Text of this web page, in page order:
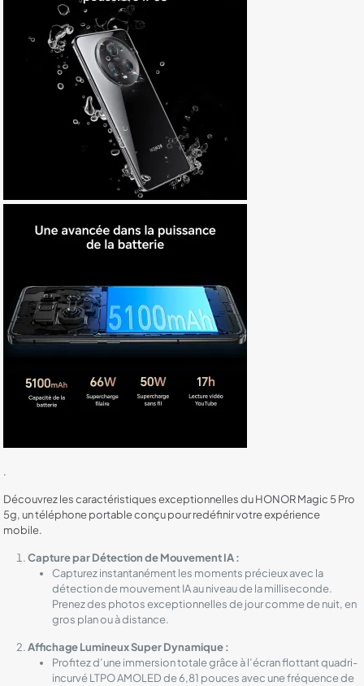
.
Découvrez les caractéristiques exceptionnelles du HONOR Magic 5 Pro
5g, un téléphone portable conçu pour redéfinir votre expérience
mobile.
Capture par Détection de Mouvement IA :
Capturez instantanément les moments précieux avec la
détection de mouvement IA au niveau de la milliseconde.
Prenez des photos exceptionnelles de jour comme de nuit, en
gros plan ou à distance.
Affichage Lumineux Super Dynamique :
Profitez d’une immersion totale grâce à l’écran flottant quadri-
incurvé LTPO AMOLED de 6,81 pouces avec une fréquence de